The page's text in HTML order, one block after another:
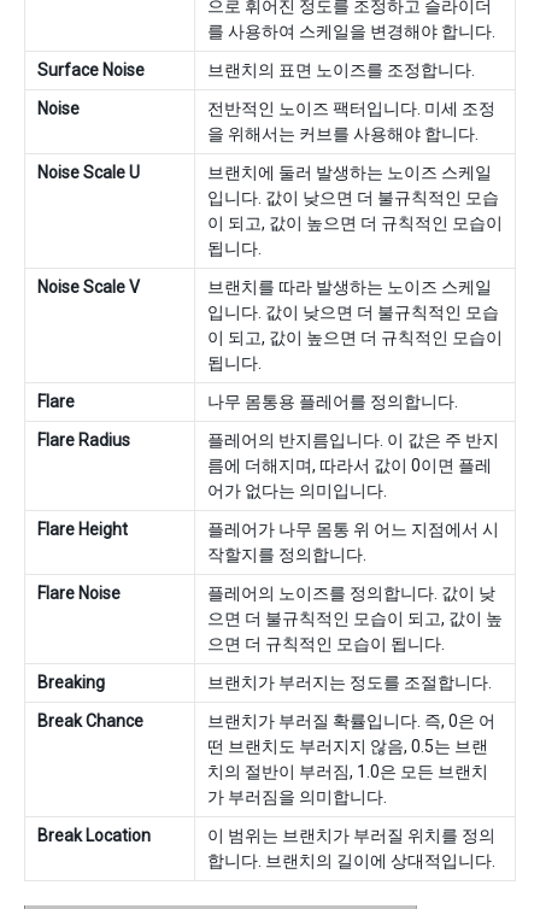
으로 휘어진 정도를 조정하고 슬라이더
를 사용하여 스케일을 변경해야 합니다.
Surface Noise
브랜치의 표면 노이즈를 조정합니다.
Noise
전반적인 노이즈 팩터입니다. 미세 조정
을 위해서는 커브를 사용해야 합니다.
Noise Scale U
브랜치에 둘러 발생하는 노이즈 스케일
입니다. 값이 낮으면 더 불규칙적인 모습
이 되고, 값이 높으면 더 규칙적인 모습이
됩니다.
Noise Scale V
브랜치를 따라 발생하는 노이즈 스케일
입니다. 값이 낮으면 더 불규칙적인 모습
이 되고, 값이 높으면 더 규칙적인 모습이
됩니다.
Flare
나무 몸통용 플레어를 정의합니다.
Flare Radius
플레어의 반지름입니다. 이 값은 주 반지
름에 더해지며, 따라서 값이 0이면 플레
어가 없다는 의미입니다.
Flare Height
플레어가 나무 몸통 위 어느 지점에서 시
작할지를 정의합니다.
Flare Noise
플레어의 노이즈를 정의합니다. 값이 낮
으면 더 불규칙적인 모습이 되고, 값이 높
으면 더 규칙적인 모습이 됩니다.
Breaking
브랜치가 부러지는 정도를 조절합니다.
Break Chance
브랜치가 부러질 확률입니다. 즉, 0은 어
떤 브랜치도 부러지지 않음, 0.5는 브랜
치의 절반이 부러짐, 1.0은 모든 브랜치
가 부러짐을 의미합니다.
Break Location
이 범위는 브랜치가 부러질 위치를 정의
합니다. 브랜치의 길이에 상대적입니다.